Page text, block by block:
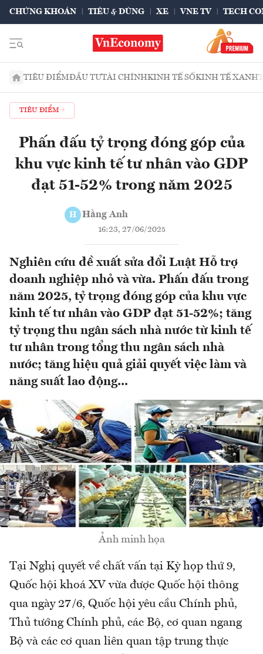
CHỨNG KHOÁN TIÊU & DÙNG XE VNE TV TECH
TIÊU ĐIỂMĐẦU TƯTÀI CHÍNHKINH TẾ SỐKINH TẾ XANH
TIÊU ĐIỂM
Phấn đấu tỷ trọng đóng góp của
khu vực kinh tế tư nhân vào GDP
đạt 51-52% trong năm 2025
H Hằng Anh
16:23, 27/06/2025
Nghiên cứu đề xuất sửa đổi Luật Hỗ trợ
doanh nghiệp nhỏ và vừa. Phấn đấu trong
năm 2025, tỷ trọng đóng góp của khu vực
kinh tế tư nhân vào GDP đạt 51-52%; tăng
tỷ trọng thu ngân sách nhà nước từ kinh tế
tư nhân trong tổng thu ngân sách nhà
nước; tăng hiệu quả giải quyết việc làm và
năng suất lao động...
Ảnh minh họa
Tại Nghị quyết về chất vấn tại Kỳ họp thứ 9,
Quốc hội khoá XV vừa được Quốc hội thông
qua ngày 27/6, Quốc hội yêu cầu Chính phủ,
Thủ tướng Chính phủ, các Bộ, cơ quan ngang
Bộ và các cơ quan liên quan tập trung thực